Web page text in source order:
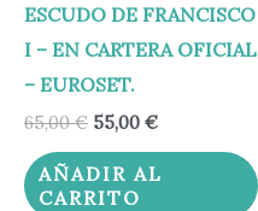
ESCUDO DE FRANCISCO
I – EN CARTERA OFICIAL
– EUROSET.
65,00€ 55,00 €
AÑADIR AL
CARRITO